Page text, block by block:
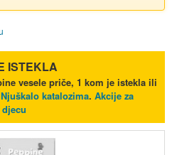
ISTEKLA
vesele priče, 1 kom je istekla ili
Njuškalo katalozima. Akcije za